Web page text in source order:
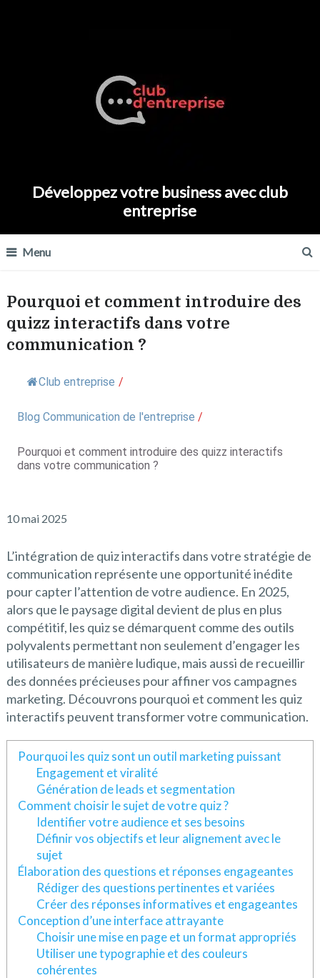
Développez votre business avec club
entreprise
Menu
Pourquoi et comment introduire des
quizz interactifs dans votre
communication ?
Club entreprise /
Blog Communication de l'entreprise /
Pourquoi et comment introduire des quizz interactifs
dans votre communication ?
10 mai 2025
L’intégration de quiz interactifs dans votre stratégie de
communication représente une opportunité inédite
pour capter l’attention de votre audience. En 2025,
alors que le paysage digital devient de plus en plus
compétitif, les quiz se démarquent comme des outils
polyvalents permettant non seulement d’engager les
utilisateurs de manière ludique, mais aussi de recueillir
des données précieuses pour affiner vos campagnes
marketing. Découvrons pourquoi et comment les quiz
interactifs peuvent transformer votre communication.
Pourquoi les quiz sont un outil marketing puissant
Engagement et viralité
Génération de leads et segmentation
Comment choisir le sujet de votre quiz ?
Identifier votre audience et ses besoins
Définir vos objectifs et leur alignement avec le
sujet
Élaboration des questions et réponses engageantes
Rédiger des questions pertinentes et variées
Créer des réponses informatives et engageantes
Conception d’une interface attrayante
Choisir une mise en page et un format appropriés
Utiliser une typographie et des couleurs
cohérentes